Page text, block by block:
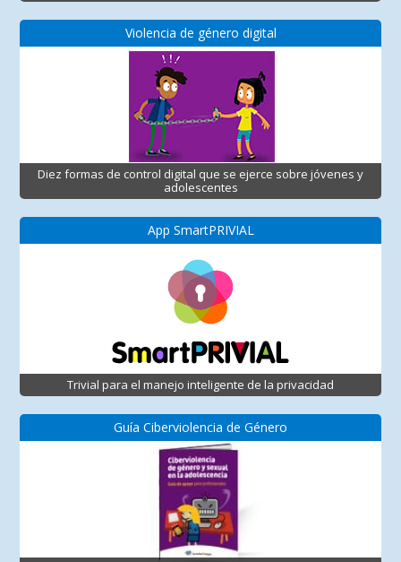
Violencia de género digital
Diez formas de control digital que se ejerce sobre jóvenes y
adolescentes
App SmartPRIVIAL
Trivial para el manejo inteligente de la privacidad
Guía Ciberviolencia de Género